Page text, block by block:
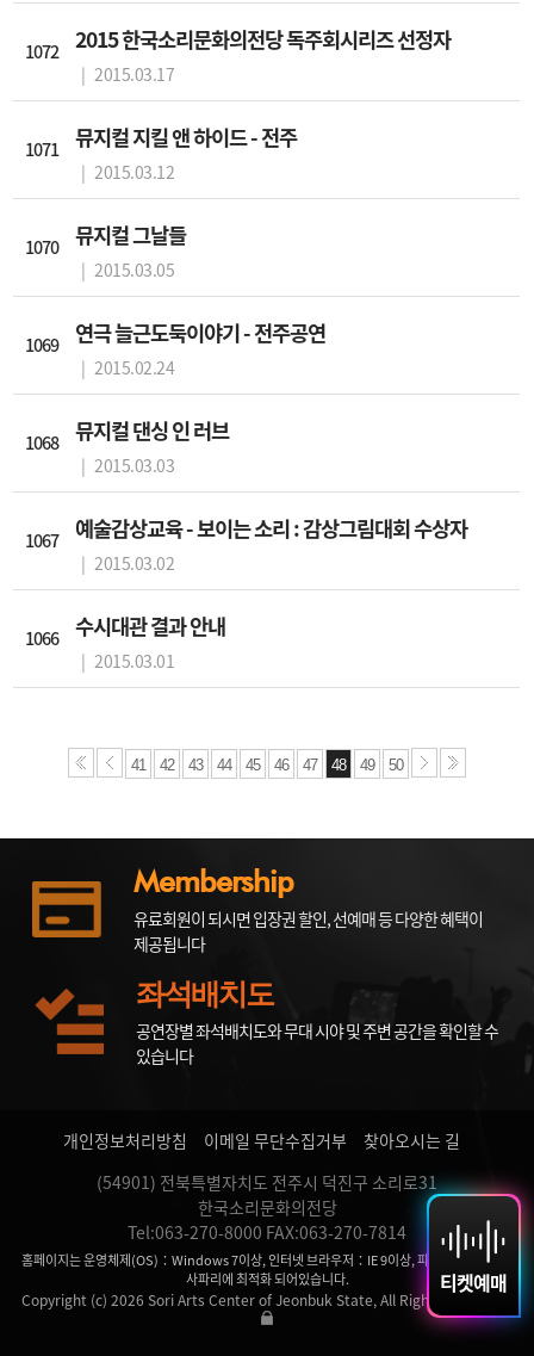
티켓예매
1072 2015 한국소리문화의전당 독주회시리즈 선정자
| 2015.03.17
1071 뮤지컬 지킬 앤 하이드 - 전주
| 2015.03.12
1070 뮤지컬 그날들
| 2015.03.05
1069 연극 늘근도둑이야기 - 전주공연
| 2015.02.24
1068 뮤지컬 댄싱 인 러브
| 2015.03.03
1067 예술감상교육 - 보이는 소리 : 감상그림대회 수상자
| 2015.03.02
1066 수시대관 결과 안내
| 2015.03.01
41 42 43 44 45 46 47 48 49 50
Membership
유료회원이 되시면 입장권 할인, 선예매 등 다양한 혜택이
제공됩니다
좌석배치도
공연장별 좌석배치도와 무대 시야 및 주변 공간을 확인할 수
있습니다
개인정보처리방침 이메일 무단수집거부
찾아오시는 길
(54901) 전북특별자치도 전주시 덕진구 소리로31
한국소리문화의전당
Tel:063-270-8000 FAX:063-270-7814
홈페이지는 운영체제(OS)：Windows 7이상, 인터넷 브라우저：IE 9이상, 파이어 폭스, 크롬,
사파리에 최적화 되어있습니다.
Copyright (c) 2026 Sori Arts Center of Jeonbuk State, All Rights Reserved.